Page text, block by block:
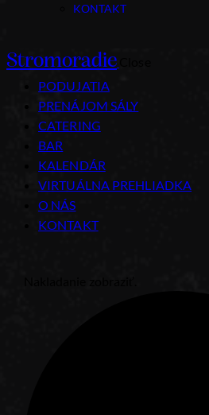
KONTAKT
Stromoradie
PODUJATIA
PRENÁJOM SÁLY
CATERING
BAR
KALENDÁR
VIRTUÁLNA PREHLIADKA
O NÁS
KONTAKT